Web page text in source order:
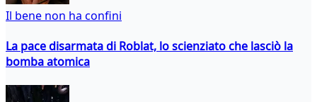
Il bene non ha confini
La pace disarmata di Roblat, lo scienziato che lasciò la
bomba atomica